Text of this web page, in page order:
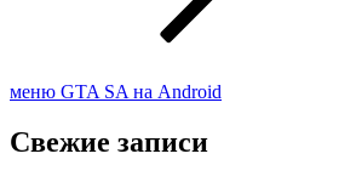
меню GTA SA на Android
Свежие записи